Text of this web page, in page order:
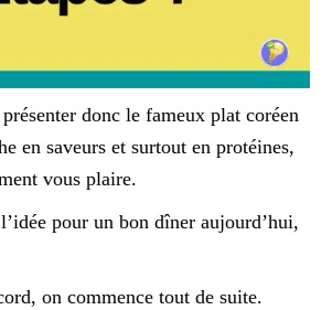
donc le fameux plat coréen
en saveurs et surtout en protéines,
vous plaire.
pour un bon dîner aujourd’hui,
on commence tout de suite.